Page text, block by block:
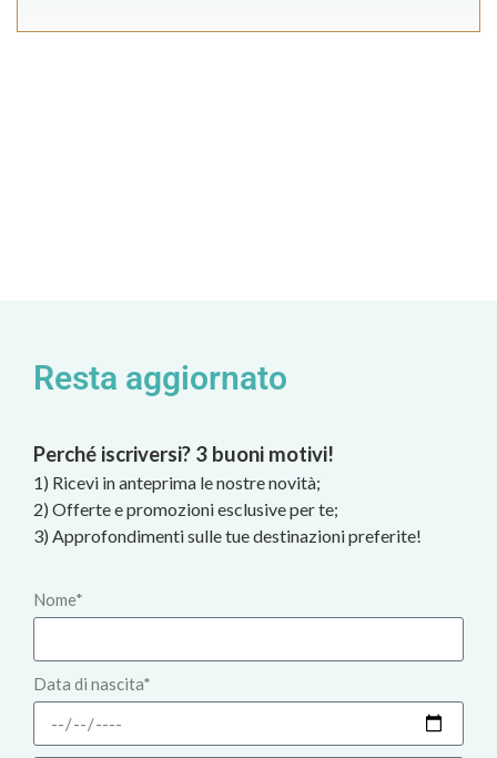
Resta aggiornato
Perché iscriversi? 3 buoni motivi!
1) Ricevi in anteprima le nostre novità;
2) Offerte e promozioni esclusive per te;
3) Approfondimenti sulle tue destinazioni preferite!
Nome*
Data di nascita*